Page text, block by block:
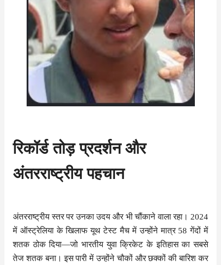
रिकॉर्ड तोड़ प्रदर्शन और
अंतरराष्ट्रीय पहचान
अंतरराष्ट्रीय स्तर पर उनका उदय और भी चौंकाने वाला रहा। 2024
में ऑस्ट्रेलिया के खिलाफ यूथ टेस्ट मैच में उन्होंने मात्र 58 गेंदों में
शतक ठोक दिया—जो भारतीय युवा क्रिकेट के इतिहास का सबसे
तेज शतक बना। इस पारी में उन्होंने चौकों और छक्कों की बारिश कर